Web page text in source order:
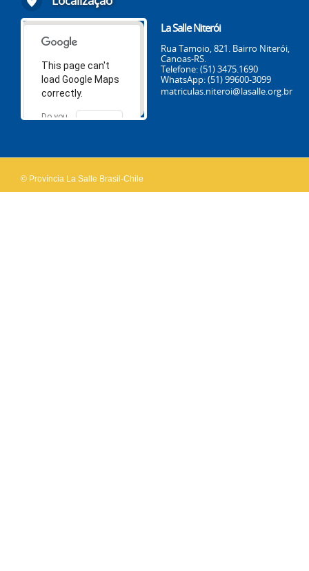
This page can't
load Google Maps
correctly.
Do you
OK
La Salle Niterói
Rua Tamoio, 821. Bairro Niterói,
Canoas-RS.
Telefone: (51) 3475.1690
WhatsApp: (51) 99600-3099
matriculas.niteroi@lasalle.org.br
© Província La Salle Brasil-Chile